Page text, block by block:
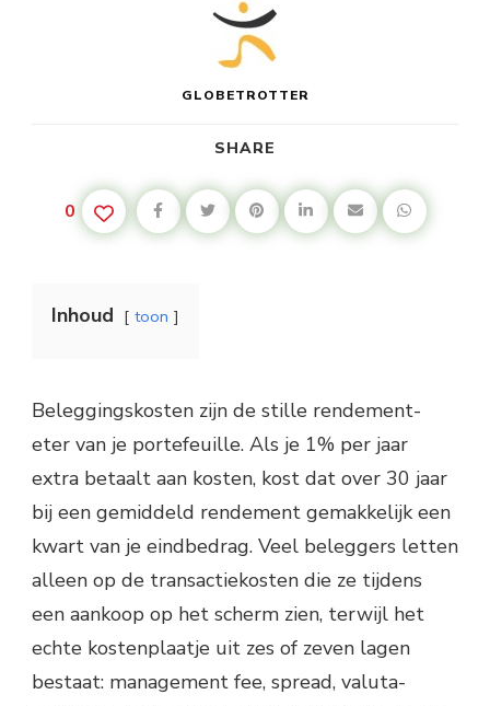
GLOBETROTTER
SHARE
0
Inhoud toon
Beleggingskosten zijn de stille rendement-
eter van je portefeuille. Als je 1% per jaar
extra betaalt aan kosten, kost dat over 30 jaar
bij een gemiddeld rendement gemakkelijk een
kwart van je eindbedrag. Veel beleggers letten
alleen op de transactiekosten die ze tijdens
een aankoop op het scherm zien, terwijl het
echte kostenplaatje uit zes of zeven lagen
bestaat: management fee, spread, valuta-